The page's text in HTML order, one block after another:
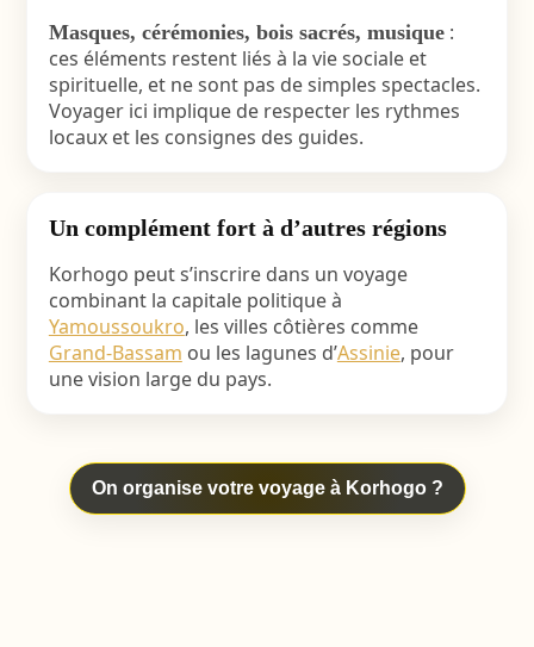
Masques, cérémonies, bois sacrés, musique:
ces éléments restent liés à la vie sociale et
spirituelle, et ne sont pas de simples spectacles.
Voyager ici implique de respecter les rythmes
locaux et les consignes des guides.
Un complément fort à d’autres régions
Korhogo peut s’inscrire dans un voyage
combinant la capitale politique à
Yamoussoukro, les villes côtières comme
Grand-Bassam ou les lagunes d’Assinie, pour
une vision large du pays.
On organise votre voyage à Korhogo ?